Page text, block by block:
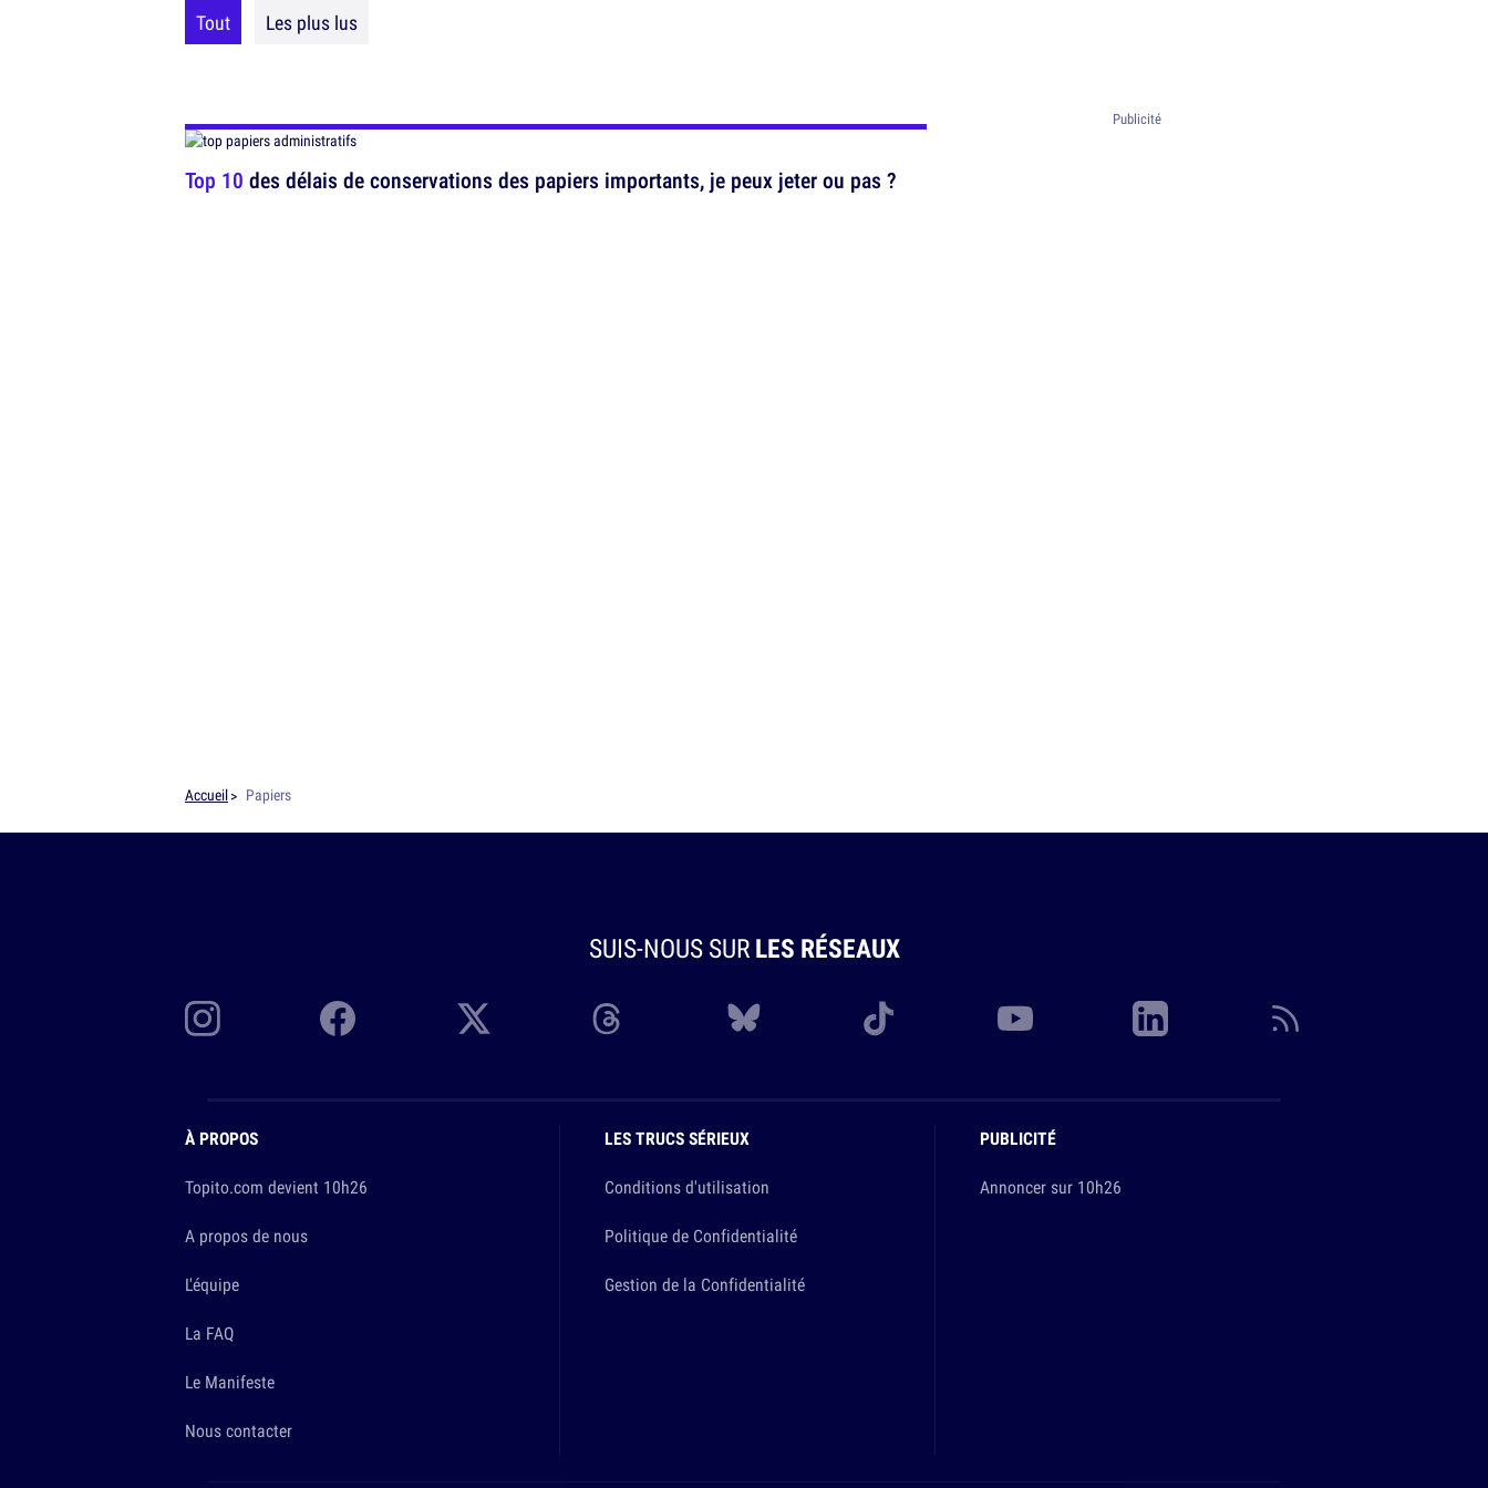
Tout Les plus lus
Top 10 des délais de conservations des papiers importants, je peux jeter ou pas ?
Accueil Papiers
SUIS-NOUS SURLES RÉSEAUX
À PROPOS
Topito.com devient 10h26
A propos de nous
L'équipe
La FAQ
Le Manifeste
Nous contacter
LES TRUCS SÉRIEUX
Conditions d'utilisation
Politique de Confidentialité
Gestion de la Confidentialité
PUBLICITÉ
Annoncer sur 10h26